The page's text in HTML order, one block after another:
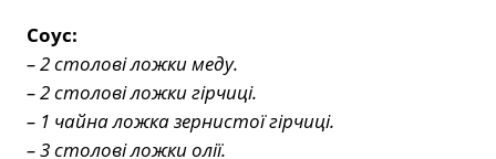
Соус:
– 2 столові ложки меду.
– 2 столові ложки гірчиці.
– 1 чайна ложка зернистої гірчиці.
– 3 столові ложки олії.